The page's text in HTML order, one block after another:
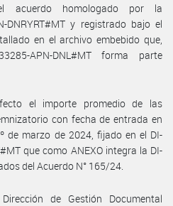
acuerdo homologado por la
DNRYRT#MT y registrado bajo el
en el archivo embebido que,
APN-DNL#MT forma parte
el importe promedio de las
con fecha de entrada en
de marzo de 2024, fijado en el DI-
que como ANEXO integra la DI-
del Acuerdo N° 165/24.
de Gestión Documental